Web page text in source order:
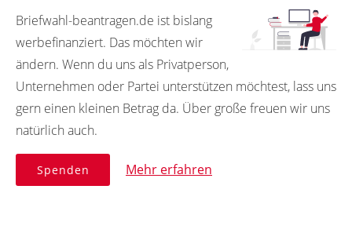
Briefwahl-beantragen.de ist bislang
werbefinanziert. Das möchten wir
ändern. Wenn du uns als Privatperson,
Unternehmen oder Partei unterstützen möchtest, lass uns
gern einen kleinen Betrag da. Über große freuen wir uns
natürlich auch.
Spenden Mehr erfahren